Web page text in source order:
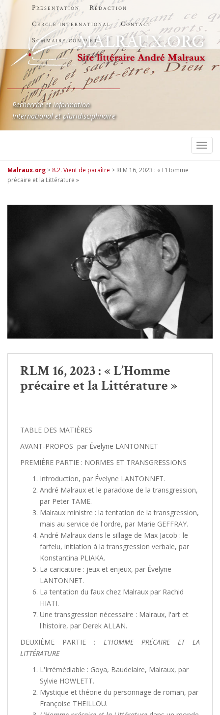
Présentation
Rédaction
Cercle international
Contact
Sommaire complet
Recherche et information
International et pluridisciplinaire
Malraux.org > 8.2. Vient de paraître > RLM 16, 2023 : « L’Homme
précaire et la Littérature »
RLM 16, 2023 : « L’Homme
précaire et la Littérature »
TABLE DES MATIÈRES
AVANT-PROPOS par Évelyne LANTONNET
PREMIÈRE PARTIE : NORMES ET TRANSGRESSIONS
Introduction, par Évelyne LANTONNET.
André Malraux et le paradoxe de la transgression,
par Peter TAME.
Malraux ministre : la tentation de la transgression,
mais au service de l'ordre, par Marie GEFFRAY.
André Malraux dans le sillage de Max Jacob : le
farfelu, initiation à la transgression verbale, par
Konstantina PLIAKA.
La caricature : jeux et enjeux, par Évelyne
LANTONNET.
La tentation du faux chez Malraux par Rachid
HIATI.
Une transgression nécessaire : Malraux, l'art et
l'histoire, par Derek ALLAN.
DEUXIÈME PARTIE : L'HOMME PRÉCAIRE ET LA
LITTÉRATURE
L'Irrémédiable : Goya, Baudelaire, Malraux, par
Sylvie HOWLETT.
Mystique et théorie du personnage de roman, par
Françoise THEILLOU.